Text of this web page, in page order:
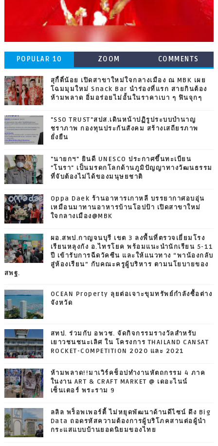
POPULAR 10 ZOOM COMMENTS
สุกี้ตี๋น้อย เปิดสาขาใหม่ใจกลางเมือง ณ MBK เผย
โฉมมุมใหม่ Snack Bar นำร่องที่แรก สายกินต้อง
ห้ามพลาด อิ่มอร่อยไม่อั้นในราคาเบา ๆ ฟินจุกๆ
"SSO TRUST"สปส.เดินหน้าปฏิรูประบบบำนาญ
ชราภาพ กองทุนประกันสังคม สร้างเสถียรภาพ
ยั่งยืน
"นายกฯ" ยินดี UNESCO ประกาศขึ้นทะเบียน
"โนรา" เป็นมรดกโลกด้านภูมิปัญญาทางวัฒนธรรม
ที่จับต้องไม่ได้ของมนุษยชาติ
Oppa Daek ร้านอาหารเกาหลี บรรยากาศอบอุ่น
เหมือนมาทานอาหารบ้านโอปป้า เปิดสาขาใหม่
ใจกลางเมือง@MBK
ผอ.สพป.กาญจนบุรี เขต 3 ลงพื้นที่ตรวจเยี่ยมโรง
เรียนหลุงกัง อ.ไทรโยค พร้อมแนะนำนักเรียน 5-11
ปี เข้ารับการฉีดวัคซีน และให้แนวทาง “พาน้องกลับ
สู่ห้องเรียน” กับคณะครูผู้บริหาร ตามนโยบายของ
สพฐ.
OCEAN Property ลุยต่อเจาะขุมทรัพย์กำลังซื้อต่าง
จังหวัด
สทป. ร่วมกับ อพวช. จัดกิจกรรมรางวัลสำหรับ
เยาวชนชนะเลิศ ใน โครงการ THAILAND CANSAT
ROCKET-COMPETITION 2020 และ 2021
ห้ามพลาด!!มาเวิร์คช็อปทำงานหัตถกรรม 4 ภาค
ในงาน ART & CRAFT MARKET @ เดอะไนน์
เซ็นเตอร์ พระราม 9
ลลิล พร็อพเพอร์ตี้ ไม่หยุดพัฒนาด้านดีไซน์ ดึง Big
Data ถอดรหัสความต้องการผู้บริโภคสานต่อผู้นำ
กระแสแบบบ้านยอดนิยมของไทย